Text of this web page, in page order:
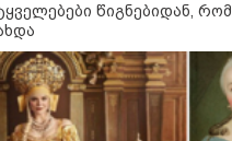
წიგნებიდან,